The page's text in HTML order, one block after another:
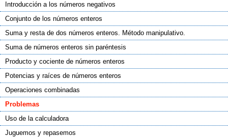
Introducción a los números negativos
Conjunto de los números enteros
Suma y resta de dos números enteros. Método manipulativo.
Suma de números enteros sin paréntesis
Producto y cociente de números enteros
Potencias y raíces de números enteros
Operaciones combinadas
Problemas
Uso de la calculadora
Juguemos y repasemos